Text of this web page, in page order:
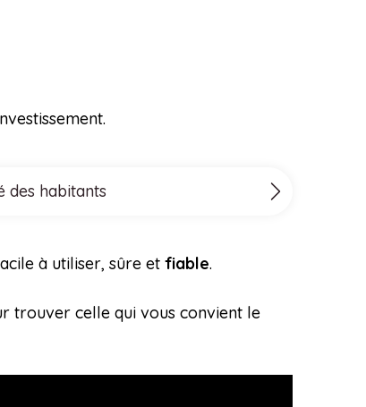
des habitants
à utiliser, sûre et fiable.
trouver celle qui vous convient le